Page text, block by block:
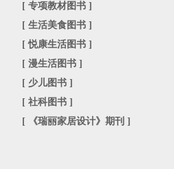
[ 专项教材图书 ]
[ 生活美食图书 ]
[悦康生活图书 ]
[ 漫生活图书 ]
[ 少儿图书 ]
[ 社科图书 ]
[
《瑞丽家居设计》期刊 ]